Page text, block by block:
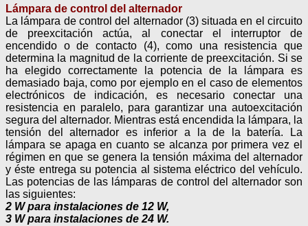
Lámpara de control del alternador
La lámpara de control del alternador (3) situada en el circuito
de preexcitación actúa, al conectar el interruptor de
encendido o de contacto (4), como una resistencia que
determina la magnitud de la corriente de preexcitación. Si se
ha elegido correctamente la potencia de la lámpara es
demasiado baja, como por ejemplo en el caso de elementos
electrónicos de indicación, es necesario conectar una
resistencia en paralelo, para garantizar una autoexcitación
segura del alternador. Mientras está encendida la lámpara, la
tensión del alternador es inferior a la de la batería. La
lámpara se apaga en cuanto se alcanza por primera vez el
régimen en que se genera la tensión máxima del alternador
y éste entrega su potencia al sistema eléctrico del vehículo.
Las potencias de las lámparas de control del alternador son
las siguientes:
2 W para instalaciones de 12 W,
3 W para instalaciones de 24 W.